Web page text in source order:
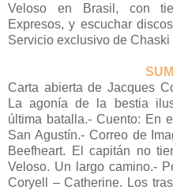
Veloso en Brasil, con
Expresos, y escuchar
Servicio exclusivo de Chaski
Carta abierta de Jacques
La agonía de la bestia
última batalla.- Cuento: En
San Agustín.- Correo de
Beefheart. El capitán no
Veloso. Un largo camino.-
Coryell – Catherine. Los